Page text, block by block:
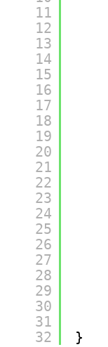
11
12
13
14
15
16
17
18
19
20
21
22
23
24
25
26
27
28
29
30
31
32
}